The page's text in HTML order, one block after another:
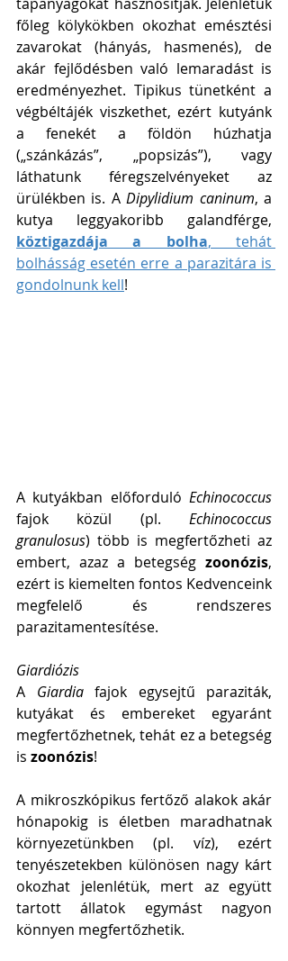
főleg kölykökben okozhat emésztési
zavarokat (hányás, hasmenés), de
akár fejlődésben való lemaradást is
eredményezhet. Tipikus tünetként a
végbéltájék viszkethet, ezért kutyánk
a fenekét a földön húzhatja
(„szánkázás”, „popsizás”), vagy
láthatunk féregszelvényeket az
ürülékben is. A Dipylidium caninum, a
köztigazdája a bolha, tehát
bolhásság esetén erre a parazitára is
gondolnunk kell!
A kutyákban előforduló Echinococcus
fajok közül (pl. Echinococcus
granulosus) több is megfertőzheti az
embert, azaz a betegség zoonózis,
ezért is kiemelten fontos Kedvenceink
megfelelő és rendszeres
parazitamentesítése.
Giardiózis
A Giardia fajok egysejtű paraziták,
kutyákat és embereket egyaránt
megfertőzhetnek, tehát ez a betegség
is zoonózis!
A mikroszkópikus fertőző alakok akár
hónapokig is életben maradhatnak
környezetünkben (pl. víz), ezért
tenyészetekben különösen nagy kárt
okozhat jelenlétük, mert az együtt
tartott állatok egymást nagyon
könnyen megfertőzhetik.